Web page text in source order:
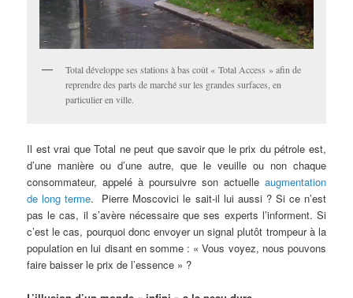
Total développe ses stations à bas coût « Total Access » afin de
reprendre des parts de marché sur les grandes surfaces, en
particulier en ville.
Il est vrai que Total ne peut que savoir que le prix du pétrole est,
d’une manière ou d’une autre, que le veuille ou non chaque
consommateur, appelé à poursuivre son actuelle augmentation
de long terme. Pierre Moscovici le sait-il lui aussi ? Si ce n’est
pas le cas, il s’avère nécessaire que ses experts l’informent. Si
c’est le cas, pourquoi donc envoyer un signal plutôt trompeur à la
population en lui disant en somme : « Vous voyez, nous pouvons
faire baisser le prix de l’essence » ?